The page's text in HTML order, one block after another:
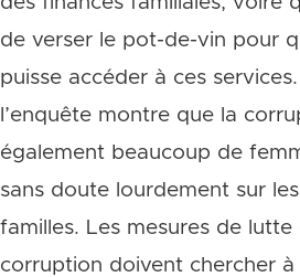
de verser le pot-de-vin pour
puisse accéder à ces
l’enquête montre que la
également beaucoup de
sans doute lourdement sur
familles. Les mesures de lutte
corruption doivent chercher